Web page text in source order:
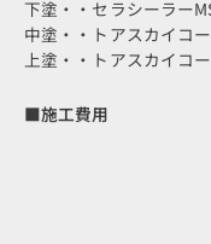
下塗・・セラシーラー
中塗・・トアスカイコ
上塗・・トアスカイコ
■施工費用